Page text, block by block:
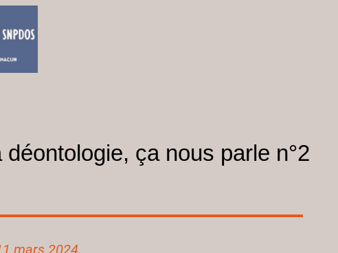
déontologie, ça nous parle n°2